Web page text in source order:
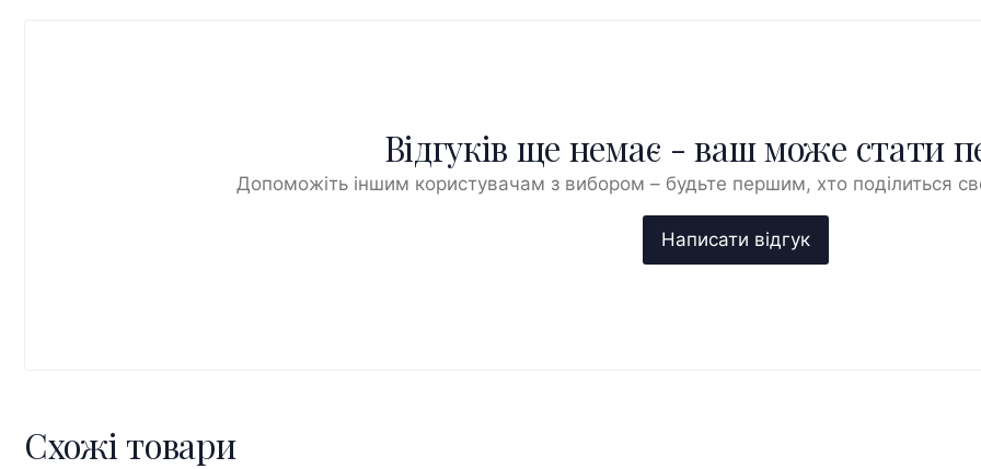
Відгуків ще немає - ваш може стати
Допоможіть іншим користувачам з вибором – будьте першим, хто поділиться
Схожі товари